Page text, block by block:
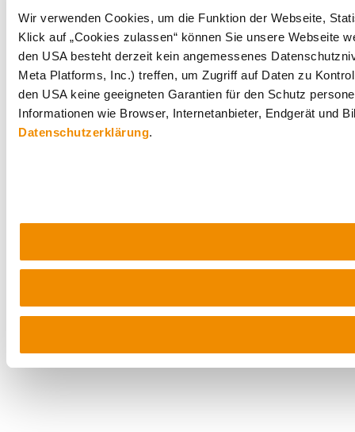
Wir verwenden Cookies, um die Funktion der Webseite,
Klick auf „Cookies zulassen“ können Sie unsere Webseite
den USA besteht derzeit kein angemessenes
Meta Platforms, Inc.) treffen, um Zugriff auf Daten zu
den USA keine geeigneten Garantien für den Schutz
Informationen wie Browser, Internetanbieter, Endgerät und
Datenschutzerklärung.